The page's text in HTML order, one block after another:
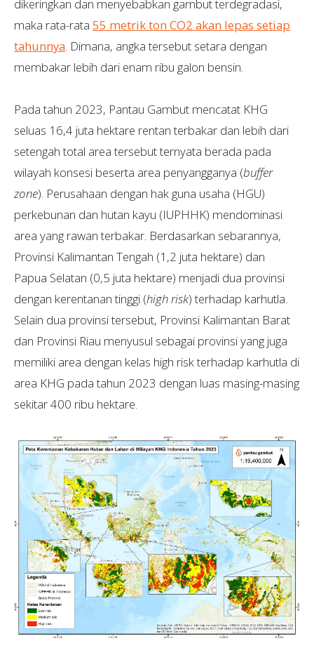
dikeringkan dan menyebabkan gambut terdegradasi,
maka rata-rata 55 metrik ton CO2 akan lepas setiap
tahunnya. Dimana, angka tersebut setara dengan
membakar lebih dari enam ribu galon bensin.
Pada tahun 2023, Pantau Gambut mencatat KHG
seluas 16,4 juta hektare rentan terbakar dan lebih dari
setengah total area tersebut ternyata berada pada
wilayah konsesi beserta area penyangganya (buffer
zone). Perusahaan dengan hak guna usaha (HGU)
perkebunan dan hutan kayu (IUPHHK) mendominasi
area yang rawan terbakar. Berdasarkan sebarannya,
Provinsi Kalimantan Tengah (1,2 juta hektare) dan
Papua Selatan (0,5 juta hektare) menjadi dua provinsi
dengan kerentanan tinggi (high risk) terhadap karhutla.
Selain dua provinsi tersebut, Provinsi Kalimantan Barat
dan Provinsi Riau menyusul sebagai provinsi yang juga
memiliki area dengan kelas high risk terhadap karhutla di
area KHG pada tahun 2023 dengan luas masing-masing
sekitar 400 ribu hektare.